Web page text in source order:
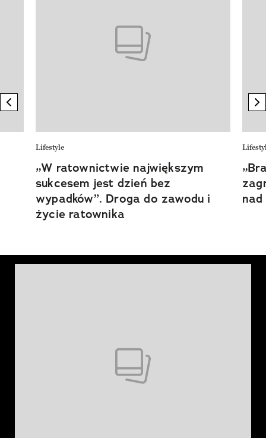
previous element
Lifestyle
„W ratownictwie największym
sukcesem jest dzień bez
wypadków”. Droga do zawodu i
życie ratownika